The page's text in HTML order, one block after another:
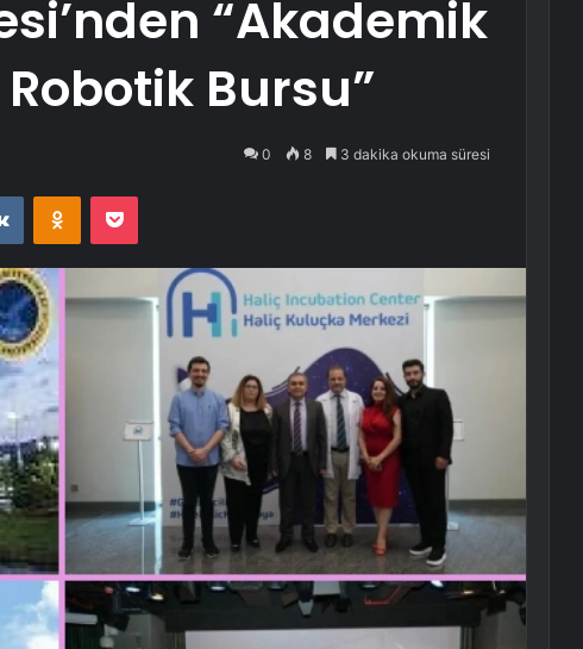
“Akademik
Bursu”
0 8 3 dakika okuma süresi
VKontakteOdnoklassniki
Pocket